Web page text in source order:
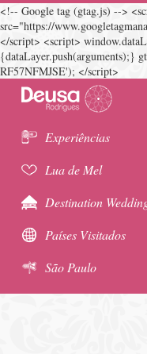
<!-- Google tag (gtag.js) -->
src="https://
</script> <script>
{dataLayer.push(arguments);}
RF57NFMJSE'); </script>
Experiências
Lua de Mel
Destination
Países Visitados
São Paulo